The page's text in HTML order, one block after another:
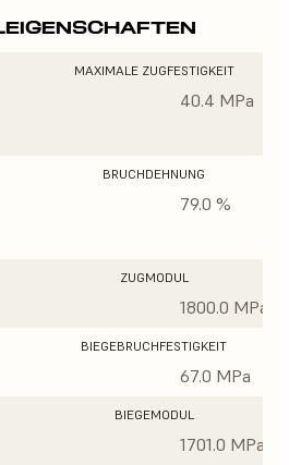
MAXIMALE ZUGFESTIGKEIT
40.4 MPa
BRUCHDEHNUNG
79.0 %
ZUGMODUL
1800.0 MPa
BIEGEBRUCHFESTIGKEIT
67.0 MPa
BIEGEMODUL
1701.0 MPa